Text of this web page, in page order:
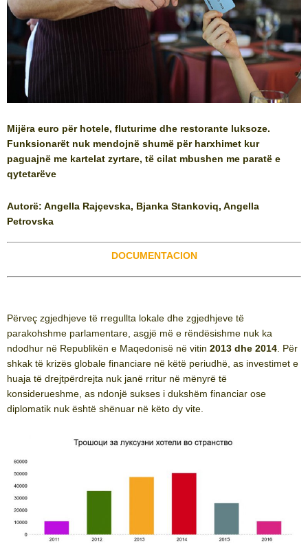
Mijëra euro për hotele, fluturime dhe restorante luksoze.
Funksionarët nuk mendojnë shumë për harxhimet kur
paguajnë me kartelat zyrtare, të cilat mbushen me paratë e
qytetarëve
Autorë: Angella Rajçevska, Bjanka Stankoviq, Angella
Petrovska
DOCUMENTACION
Përveç zgjedhjeve të rregullta lokale dhe zgjedhjeve të
parakohshme parlamentare, asgjë më e rëndësishme nuk ka
ndodhur në Republikën e Maqedonisë në vitin 2013 dhe 2014 . Për
shkak të krizës globale financiare në këtë periudhë, as investimet e
huaja të drejtpërdrejta nuk janë rritur në mënyrë të
konsiderueshme, as ndonjë sukses i dukshëm financiar ose
diplomatik nuk është shënuar në këto dy vite.